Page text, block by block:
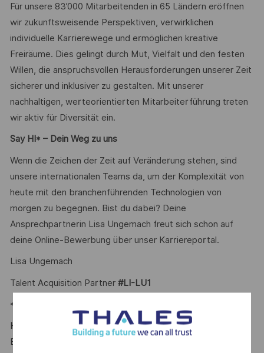
Für unsere 83’000 Mitarbeitenden in 65 Ländern eröffnen
wir zukunftsweisende Perspektiven, verwirklichen
individuelle Karrierewege und ermöglichen kreative
Freiräume. Dies gelingt durch Mut, Vielfalt und den festen
Willen, die anspruchsvollen Herausforderungen unserer Zeit
sicherer und inklusiver zu gestalten. Mit unserer
nachhaltigen, werteorientierten Mitarbeiterführung treten
wir aktiv für Diversität ein.
Say HI* – Dein Weg zu uns
Wenn die Zeichen der Zeit auf Veränderung stehen, sind
unsere internationalen Teams da, um der Komplexität von
heute mit den branchenführenden Technologien von
morgen zu begegnen. Bist du dabei? Deine
Ansprechpartnerin Lisa Ungemach freut sich schon auf
deine Online-Bewerbung über unser Karriereportal.
Lisa Ungemach
Talent Acquisition Partner #LI-LU1
*Human Intelligence
Hinweis für Agenturen/Agencys:
Bitte habt Verständnis dafür, dass wir proaktiv angebotene